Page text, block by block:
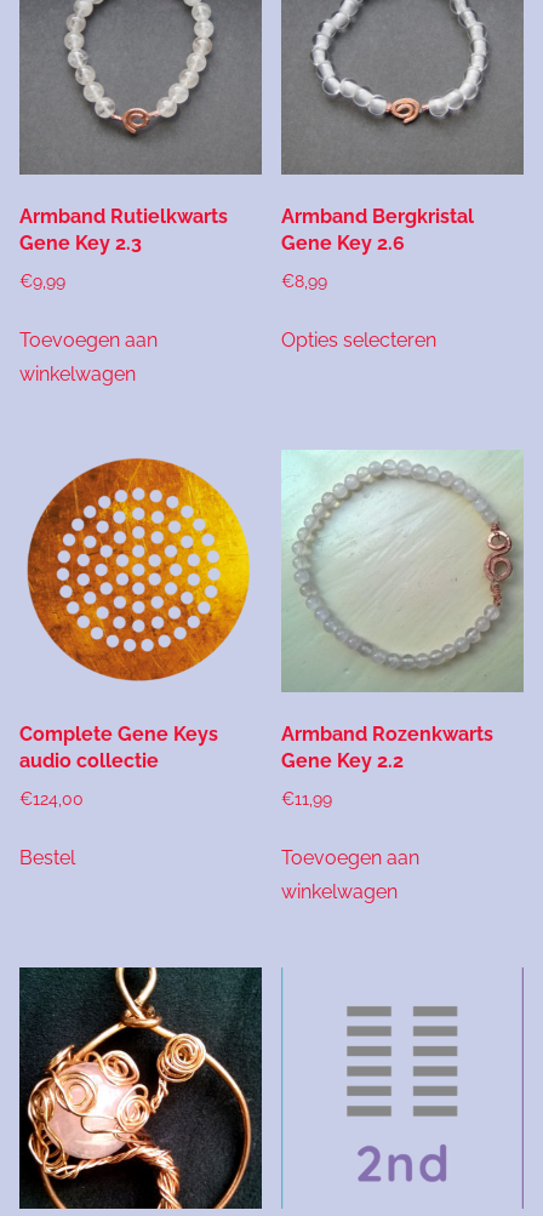
Armband Rutielkwarts
Gene Key 2.3
€9,99
Toevoegen aan
winkelwagen
Armband Bergkristal
Gene Key 2.6
€8,99
Opties selecteren
product
variaties.
Deze
gekozen
worden
op
de
Complete Gene Keys
audio collectie
€124,00
Bestel
Armband Rozenkwarts
Gene Key 2.2
€11,99
Toevoegen aan
winkelwagen